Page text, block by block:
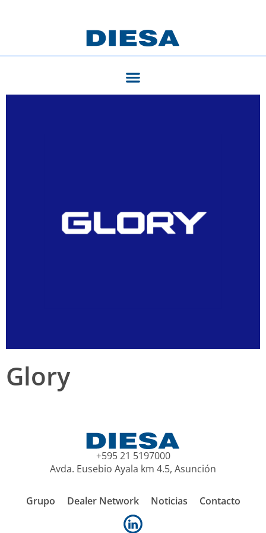
Glory
+595 21 5197000
Avda. Eusebio Ayala km 4.5, Asunción
Grupo Dealer Network Noticias Contacto